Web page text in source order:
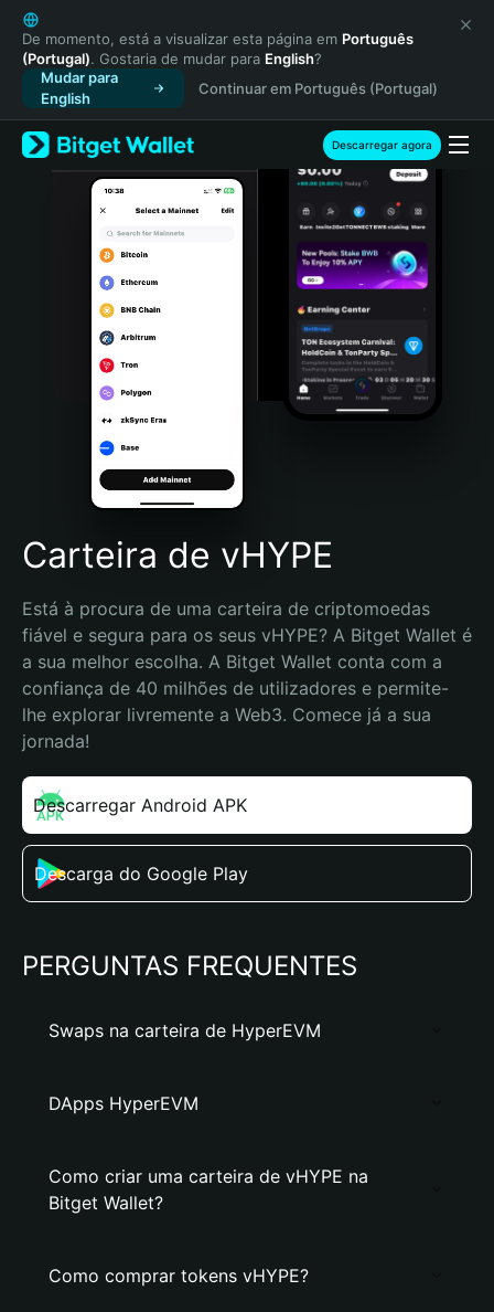
English
日本語
Tiếng Việt
Русский
Español (Latinoamérica)
Türkçe
Italiano
Português (Portugal)
Bahasa Indonesia
Português (Brasil)
Español (Argentina)
De momento, está a visualizar esta página em Português
(Portugal). Gostaria de mudar para English?
Mudar para
English
Continuar em Português (Portugal)
Descarregar agora
Carteira de vHYPE
Está à procura de uma carteira de criptomoedas
fiável e segura para os seus vHYPE? A Bitget Wallet é
a sua melhor escolha. A Bitget Wallet conta com a
confiança de 40 milhões de utilizadores e permite-
lhe explorar livremente a Web3. Comece já a sua
jornada!
Descarregar Android APK
Descarga do Google Play
PERGUNTAS FREQUENTES
Swaps na carteira de HyperEVM
DApps HyperEVM
Como criar uma carteira de vHYPE na
Bitget Wallet?
Como comprar tokens vHYPE?